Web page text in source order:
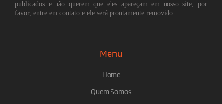
publicados e não querem que eles apareçam em nosso site, por
favor, entre em contato e ele será prontamente removido.
Menu
Home
Quem Somos